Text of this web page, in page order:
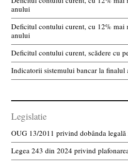
anului
Deficitul contului curent, cu 12% mai
anului
Deficitul contului curent, scădere cu
Indicatorii sistemului bancar la finalul
Legislatie
OUG 13/2011 privind dobânda
Legea 243 din 2024 privind